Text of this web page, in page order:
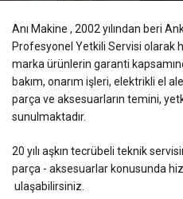
Anı Makine , 2002 yılından beri
Profesyonel Yetkili Servisi olarak
marka ürünlerin garanti
bakım, onarım işleri, elektrikli el
parça ve aksesuarların temini,
sunulmaktadır.
20 yılı aşkın tecrübeli teknik
parça - aksesuarlar konusunda
ulaşabilirsiniz.